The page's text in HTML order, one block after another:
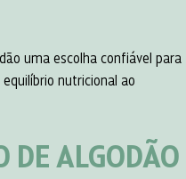
uma escolha confiável para
nutricional ao
DE ALGODÃO